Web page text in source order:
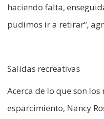
haciendo falta,
pudimos ir a retirar“,
Salidas recreativas
Acerca de lo que son los
esparcimiento, Nancy